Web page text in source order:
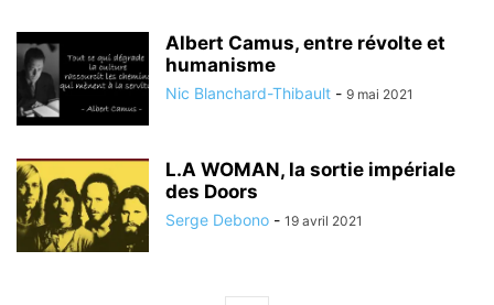
Albert Camus, entre révolte et
humanisme
Nic Blanchard-Thibault - 9 mai 2021
L.A WOMAN, la sortie impériale
des Doors
Serge Debono - 19 avril 2021